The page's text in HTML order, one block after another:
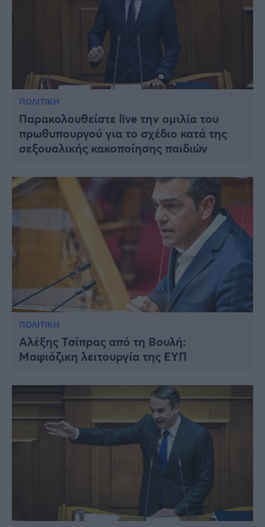
ΠΟΛΙΤΙΚΗ
Παρακολουθείστε live την ομιλία του
πρωθυπουργού για το σχέδιο κατά της
σεξουαλικής κακοποίησης παιδιών
ΠΟΛΙΤΙΚΗ
Αλέξης Τσίπρας από τη Βουλή:
Μαφιόζικη λειτουργία της ΕΥΠ